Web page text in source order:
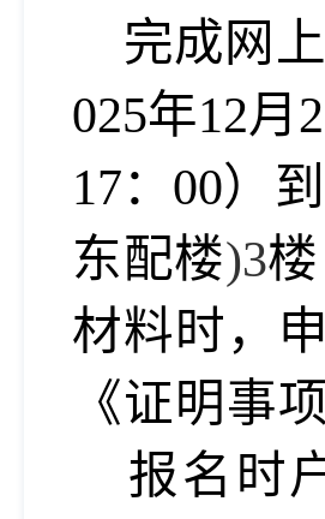
完成网
025年12月
17：00）
东配楼)3
材料时，
《证明事
报名时